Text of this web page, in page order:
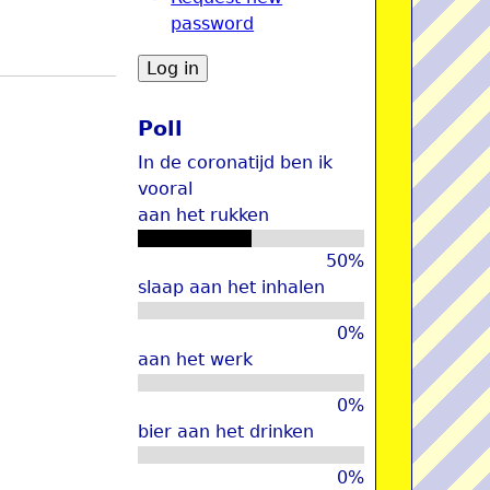
password
Poll
In de coronatijd ben ik
vooral
aan het rukken
50%
slaap aan het inhalen
0%
aan het werk
0%
bier aan het drinken
0%